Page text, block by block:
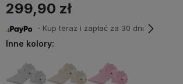
299,90 zł
・Kup teraz i zapłać za 30 dni
Inne kolory: